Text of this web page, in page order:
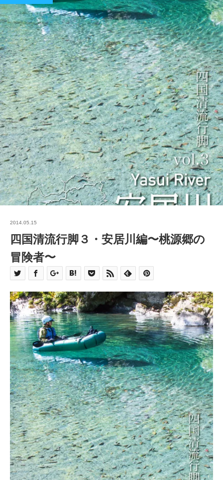
2014.05.15
四国清流行脚３・安居川編〜桃源郷の
冒険者〜